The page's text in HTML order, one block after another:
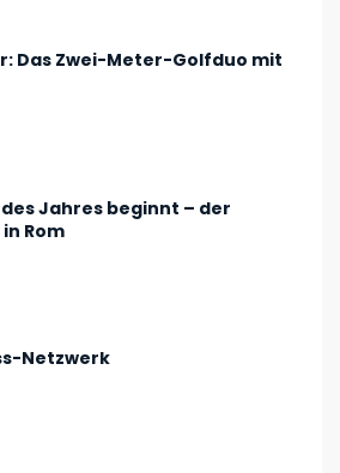
Das Zwei-Meter-Golfduo mit
Jahres beginnt – der
Rom
Netzwerk